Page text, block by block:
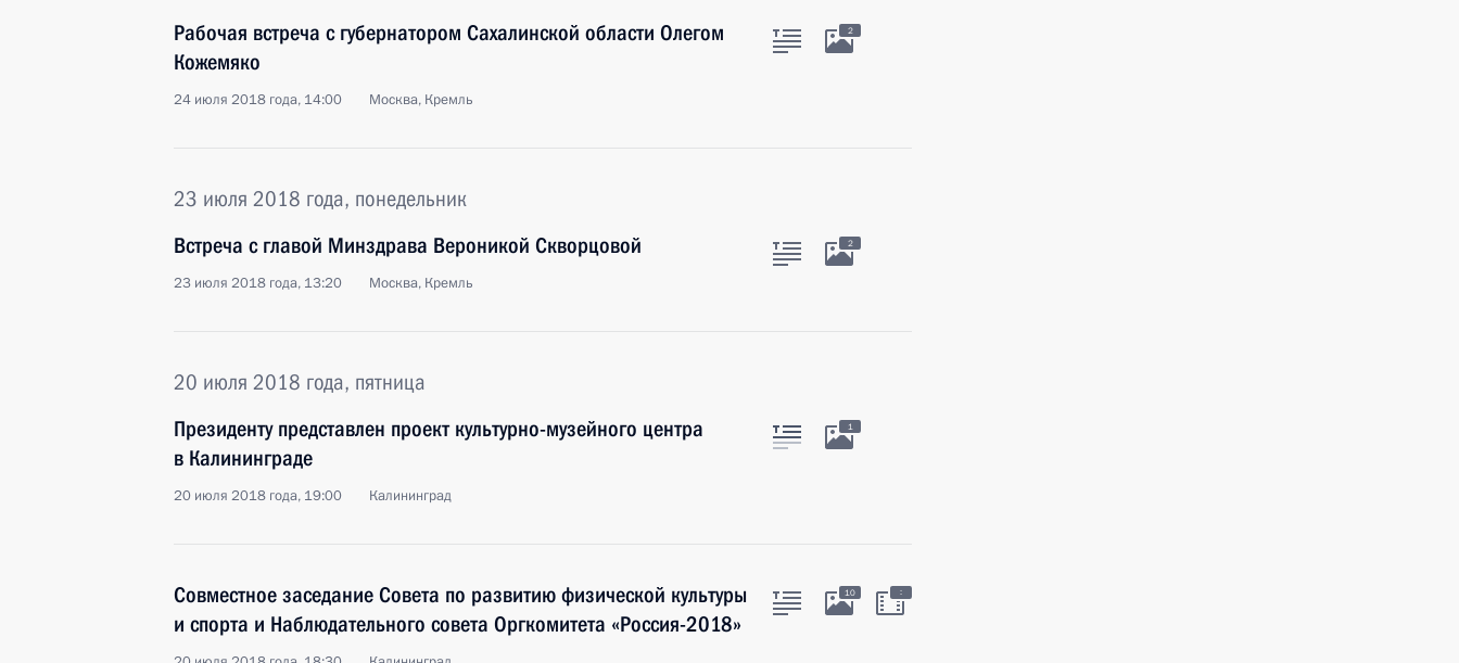
Рабочая встреча с губернатором Сахалинской области Олегом
Кожемяко
24 июля 2018 года, 14:00 Москва, Кремль
2
23 июля 2018 года, понедельник
Встреча с главой Минздрава Вероникой Скворцовой
23 июля 2018 года, 13:20 Москва, Кремль
2
20 июля 2018 года, пятница
Президенту представлен проект культурно-музейного центра
в Калининграде
20 июля 2018 года, 19:00 Калининград
1
Совместное заседание Совета по развитию физической культуры
и спорта и Наблюдательного совета Оргкомитета «Россия-2018»
10 :